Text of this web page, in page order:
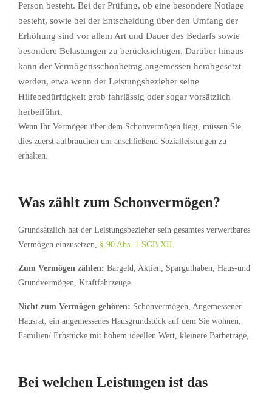
Person besteht. Bei der Prüfung, ob eine besondere Notlage
besteht, sowie bei der Entscheidung über den Umfang der
Erhöhung sind vor allem Art und Dauer des Bedarfs sowie
besondere Belastungen zu berücksichtigen. Darüber hinaus
kann der Vermögensschonbetrag angemessen herabgesetzt
werden, etwa wenn der Leistungsbezieher seine
Hilfebedürftigkeit grob fahrlässig oder sogar vorsätzlich
herbeiführt.
Wenn Ihr Vermögen über dem Schonvermögen liegt, müssen Sie
dies zuerst aufbrauchen um anschließend Sozialleistungen zu
erhalten.
Was zählt zum Schonvermögen?
Grundsätzlich hat der Leistungsbezieher sein gesamtes verwertbares
Vermögen einzusetzen, § 90 Abs. 1 SGB XII.
Zum Vermögen zählen: Bargeld, Aktien, Sparguthaben, Haus-und
Grundvermögen, Kraftfahrzeuge.
Nicht zum Vermögen gehören: Schonvermögen, Angemessener
Hausrat, ein angemessenes Hausgrundstück auf dem Sie wohnen,
Familien/ Erbstücke mit hohem ideellen Wert, kleinere Barbeträge,
Bei welchen Leistungen ist das